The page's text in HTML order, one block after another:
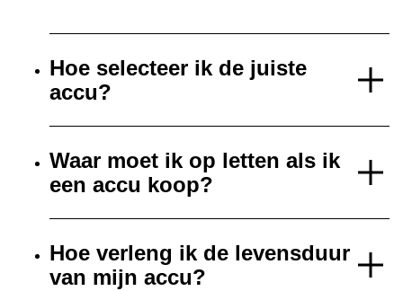
Hoe selecteer ik de juiste
accu?
Waar moet ik op letten als ik
een accu koop?
Hoe verleng ik de levensduur
van mijn accu?